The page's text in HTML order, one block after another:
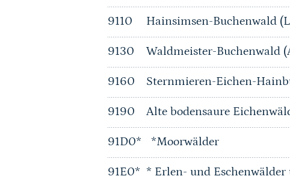
9110 Hainsimsen-Buchenwald
9130 Waldmeister-Buchenwald
9160 Sternmieren-Eichen-
9190 Alte bodensaure
91D0* *Moorwälder
91E0* * Erlen- und